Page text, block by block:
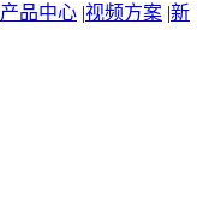
产品中心 |视频方案 |新